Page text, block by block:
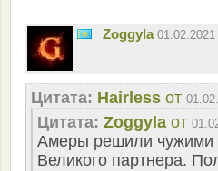
Zoggyla
Цитата: Hairless от
Цитата: Zoggyla от
Амеры решили чужими
Великого партнера.